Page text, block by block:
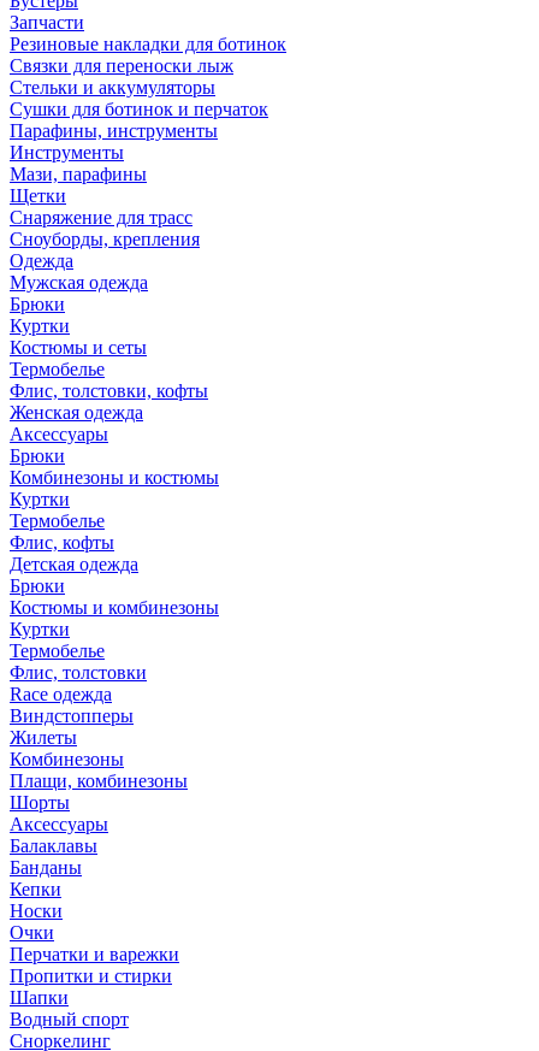
Запчасти
Резиновые накладки для ботинок
Связки для переноски лыж
Стельки и аккумуляторы
Сушки для ботинок и перчаток
Парафины, инструменты
Инструменты
Мази, парафины
Щетки
Снаряжение для трасс
Сноуборды, крепления
Одежда
Мужская одежда
Брюки
Куртки
Костюмы и сеты
Термобелье
Флис, толстовки, кофты
Женская одежда
Аксессуары
Брюки
Комбинезоны и костюмы
Куртки
Термобелье
Флис, кофты
Детская одежда
Брюки
Костюмы и комбинезоны
Куртки
Термобелье
Флис, толстовки
Race одежда
Виндстопперы
Жилеты
Комбинезоны
Плащи, комбинезоны
Шорты
Аксессуары
Балаклавы
Банданы
Кепки
Носки
Очки
Перчатки и варежки
Пропитки и стирки
Шапки
Водный спорт
Сноркелинг